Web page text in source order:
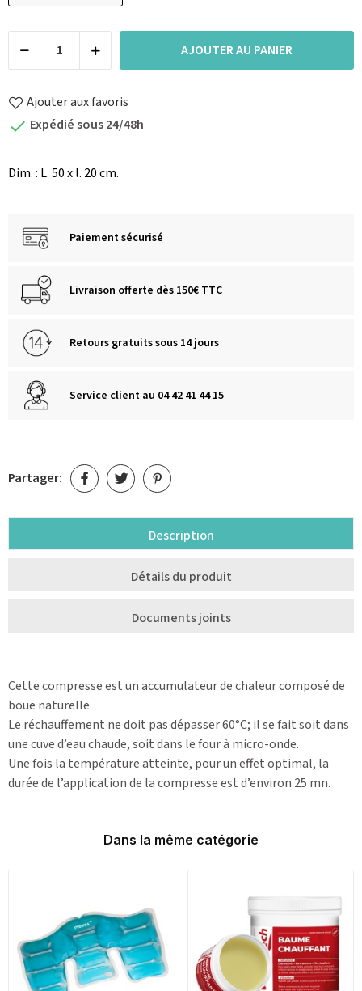
AJOUTER AU PANIER
Ajouter aux favoris
 Expédié sous 24/48h
Dim. : L. 50 x l. 20 cm.
Paiement sécurisé
Livraison offerte dès 150€ TTC
Retours gratuits sous 14 jours
Service client au 04 42 41 44 15
Partager:
Description
Détails du produit
Documents joints
Cette compresse est un accumulateur de chaleur composé de
boue naturelle.
Le réchauffement ne doit pas dépasser 60°C; il se fait soit dans
une cuve d’eau chaude, soit dans le four à micro-onde.
Une fois la température atteinte, pour un effet optimal, la
durée de l’application de la compresse est d’environ 25 mn.
Dans la même catégorie